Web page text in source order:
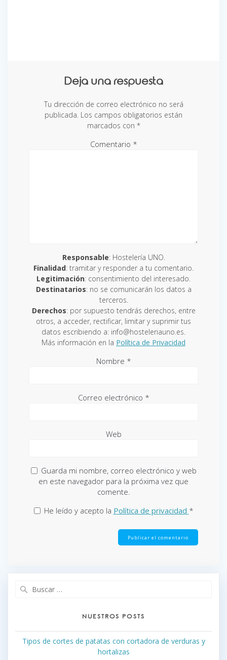
Deja una respuesta
Tu dirección de correo electrónico no será
publicada. Los campos obligatorios están
marcados con *
Comentario *
Responsable: Hostelería UNO.
Finalidad: tramitar y responder a tu comentario.
Legitimación: consentimiento del interesado.
Destinatarios: no se comunicarán los datos a
terceros.
Derechos: por supuesto tendrás derechos, entre
otros, a acceder, rectificar, limitar y suprimir tus
datos escribiendo a: info@hosteleriauno.es.
Más información en la Política de Privacidad
Nombre *
Correo electrónico *
Web
Guarda mi nombre, correo electrónico y web
en este navegador para la próxima vez que
comente.
He leído y acepto la Política de privacidad *
NUESTROS POSTS
Tipos de cortes de patatas con cortadora de verduras y
hortalizas